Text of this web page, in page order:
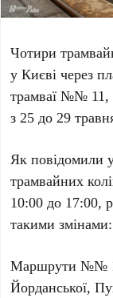
Чотири
у Києві через
трамваї №№
з25 до29
Як повідомили
трамвайних
10:00 до 17:00,
такими змінами:
Маршрути №№
Йорданської,